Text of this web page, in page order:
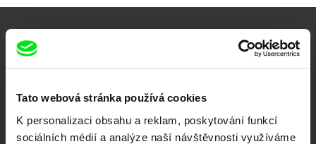
Tato webová stránka používá cookies
K personalizaci obsahu a reklam, poskytování funkcí
sociálních médií a analýze naší návštěvnosti využíváme
dokumentární kino
Nové festivalové filmy
každý týden